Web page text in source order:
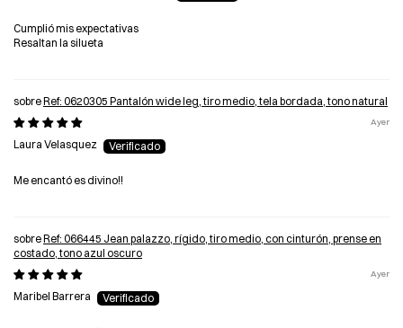
Cumplió mis expectativas
Resaltan la silueta
Ref: 0620305 Pantalón wide leg, tiro medio, tela bordada, tono natural
Ayer
Laura Velasquez
Me encantó es divino!!
Ref: 066445 Jean palazzo, rígido, tiro medio, con cinturón, prense en
costado, tono azul oscuro
Ayer
Maribel Barrera